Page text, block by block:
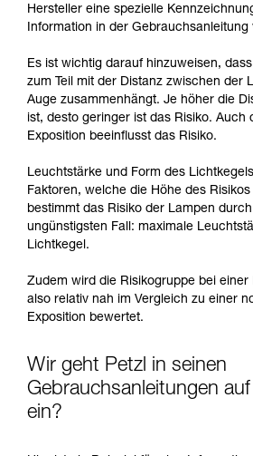
Hersteller eine spezielle
Information in der Gebrauchsanleitung
Es ist wichtig darauf hinzuweisen,
zum Teil mit der Distanz zwischen der
Auge zusammenhängt. Je höher die
ist, desto geringer ist das Risiko. Auch
Exposition beeinflusst das Risiko.
Leuchtstärke und Form des
Faktoren, welche die Höhe des
bestimmt das Risiko der Lampen
ungünstigsten Fall: maximale
Lichtkegel.
Zudem wird die Risikogruppe bei einer
also relativ nah im Vergleich zu einer
Exposition bewertet.
Wir geht Petzl in seinen
Gebrauchsanleitungen
ein?